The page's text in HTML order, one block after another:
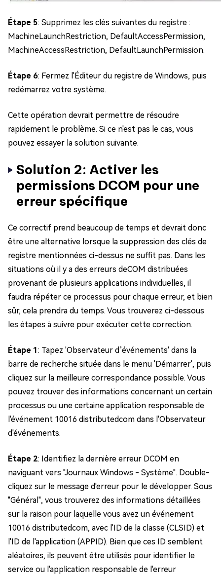
Étape 5: Supprimez les clés suivantes du registre :
MachineLaunchRestriction, DefaultAccessPermission,
MachineAccessRestriction, DefaultLaunchPermission.
Étape 6: Fermez l'Éditeur du registre de Windows, puis
redémarrez votre système.
Cette opération devrait permettre de résoudre
rapidement le problème. Si ce n'est pas le cas, vous
pouvez essayer la solution suivante.
Solution 2: Activer les
permissions DCOM pour une
erreur spécifique
Ce correctif prend beaucoup de temps et devrait donc
être une alternative lorsque la suppression des clés de
registre mentionnées ci-dessus ne suffit pas. Dans les
situations où il y a des erreurs deCOM distribuées
provenant de plusieurs applications individuelles, il
faudra répéter ce processus pour chaque erreur, et bien
sûr, cela prendra du temps. Vous trouverez ci-dessous
les étapes à suivre pour exécuter cette correction.
Étape 1 : Tapez 'Observateur d’événements' dans la
barre de recherche située dans le menu 'Démarrer', puis
cliquez sur la meilleure correspondance possible. Vous
pouvez trouver des informations concernant un certain
processus ou une certaine application responsable de
l'événement 10016 distributedcom dans l'Observateur
d'événements.
Étape 2: Identifiez la dernière erreur DCOM en
naviguant vers "Journaux Windows - Système". Double-
cliquez sur le message d'erreur pour le développer. Sous
"Général", vous trouverez des informations détaillées
sur la raison pour laquelle vous avez un événement
10016 distributedcom, avec l'ID de la classe (CLSID) et
l'ID de l'application (APPID). Bien que ces ID semblent
aléatoires, ils peuvent être utilisés pour identifier le
service ou l'application responsable de l'erreur